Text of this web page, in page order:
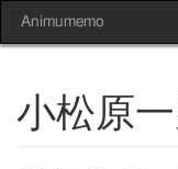
Animumemo
小松原